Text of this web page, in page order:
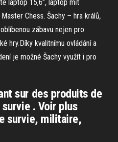
laptop 15,6”, laptop mit
Chess. Šachy – hra králů,
zábavu nejen pro
hry.Díky kvalitnímu ovládání a
je možné Šachy využít i pro
sur des produits de
. Voir plus
survie, militaire,